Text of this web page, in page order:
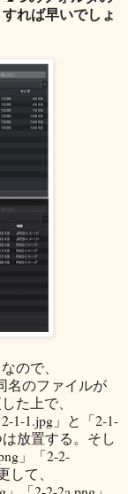
れば早いでしょ
ので、
名のファイルが
た上で、
1-1.jpg」と「2-1-
放置する。そし
」「2-2-
して、